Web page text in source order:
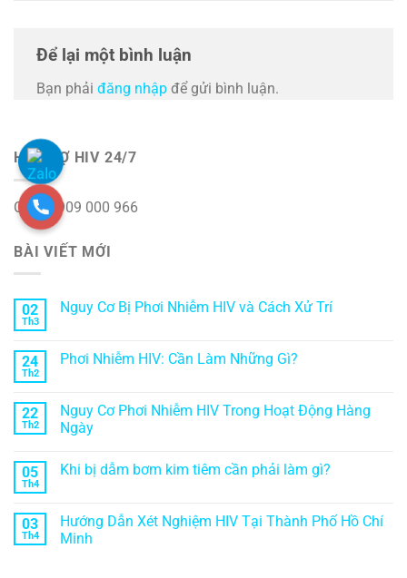
Để lại một bình luận
Bạn phải đăng nhập để gửi bình luận.
HỖ TRỢ HIV 24/7
Call : 0909 000 966
BÀI VIẾT MỚI
02
Th3
Nguy Cơ Bị Phơi Nhiễm HIV và Cách Xử Trí
24
Th2
Phơi Nhiễm HIV: Cần Làm Những Gì?
22
Th2
Nguy Cơ Phơi Nhiễm HIV Trong Hoạt Động Hàng
Ngày
05
Th4
Khi bị dẫm bơm kim tiêm cần phải làm gì?
03
Th4
Hướng Dẫn Xét Nghiệm HIV Tại Thành Phố Hồ Chí
Minh